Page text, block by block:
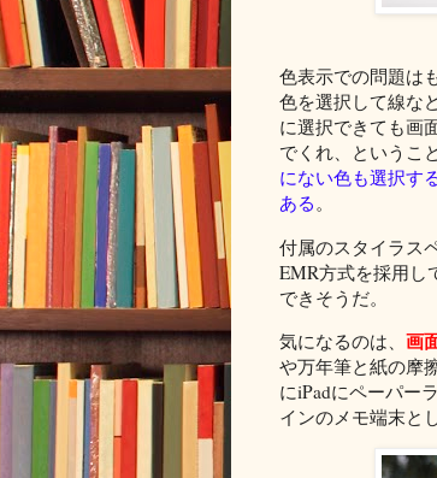
色表示での問題は
色を選択して線な
に選択できても画
でくれ、というこ
にない色も選択す
ある。
付属のスタイラス
EMR方式を採用し
できそうだ。
気になるのは、 画
や万年筆と紙の摩
にiPadにペーパー
インのメモ端末と